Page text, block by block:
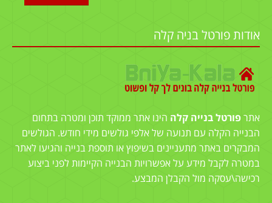
אודות פורטל בניה קלה
אתר פורטל בנייה קלה הינו אתר ממוקד תוכן ומטרה בתחום
הבנייה הקלה עם תנועה של אלפי גולשים מידי חודש. הגולשים
המבקרים באתר מתעניינים בשיפוץ או תוספת בנייה והגיעו לאתר
במטרה לקבל מידע על אפשרויות הבנייה הקיימות לפני ביצוע
רכישה\עסקה מול הקבלן המבצע.